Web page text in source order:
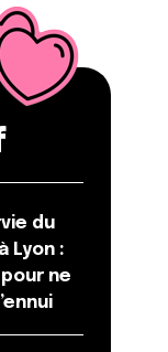
du
Lyon :
ne